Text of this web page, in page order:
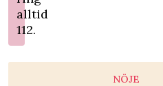
alltid
112.
NÖJE